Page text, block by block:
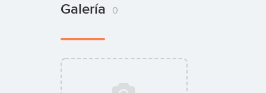
Galería 0